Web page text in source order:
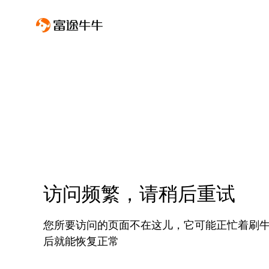
访问频繁，请稍后重试
您所要访问的页面不在这儿，它可能正忙着刷
后就能恢复正常